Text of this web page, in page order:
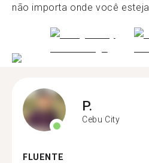
não importa onde você esteja.
P.
Cebu City
FLUENTE